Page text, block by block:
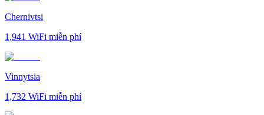
Chernivtsi
1,941 WiFi miễn phí
Vinnytsia
1,732 WiFi miễn phí